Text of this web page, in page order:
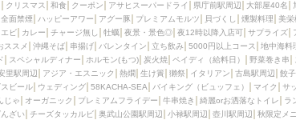
市立病院前駅周辺
中華 お好み焼き・もんじゃ
綺麗orお洒落なトイレ
ランチバイキング フル
クラフトビール
鉄板焼き 幹事様特典 おば
壺川駅周辺
秋限定メニュー 春限定メニュー
ラクレット
赤嶺駅周辺 シードル 那覇空港
クリスマス 和食 クーポン アサヒスーパードライ 県庁前駅周辺 大部屋40名
全面禁煙 ハッピーアワー アグー豚 プレミアムモルツ 貝づくし 燻製料理 美栄
エビ カレー チャージ無し 牡蠣 夜景・景色◎ 夜12時以降入店可 サプライズ
ススメ
沖縄そば 串揚げ バレンタイン 立ち飲み 5000円以上コース 地中海料
スペシャルディナー ホルモン(もつ) 炭火焼 ペイディ（給料日） 野菜巻き串
里駅周辺 アジア・エスニック 熱燗 生け簀 獺祭 イタリアン 古島駅周辺 餃子
ビール ウェディング 58KACHA-SEA バイキング（ビュッフェ） マイク サ
じゃ
オーガニック プレミアムフライデー 牛串焼き 綺麗orお洒落なトイレ ラ
ざい チーズタッカルビ 奥武山公園駅周辺 小禄駅周辺 壺川駅周辺 秋限定メ